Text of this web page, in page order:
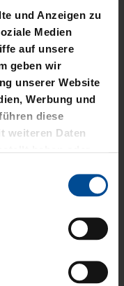
und Anzeigen zu
Medien
auf unsere
geben wir
unserer Website
Werbung und
diese
weiteren Daten
STADTMOMENTE